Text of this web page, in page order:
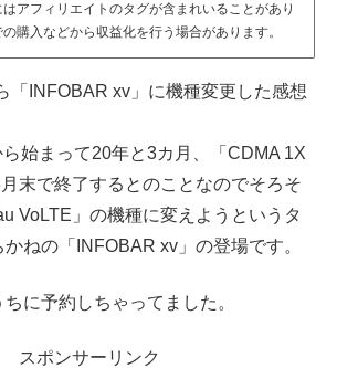
アフィリエイトのタグが含まれいることがあり
購入などから収益化を行う場合があります。
ら始まって20年と3カ月、「CDMA 1X
末で終了するとのことなのでそろそ
VoLTE」の機種に変えようというタ
ねの「INFOBAR xv」の登場です。
に予約しちゃってました。
スポンサーリンク